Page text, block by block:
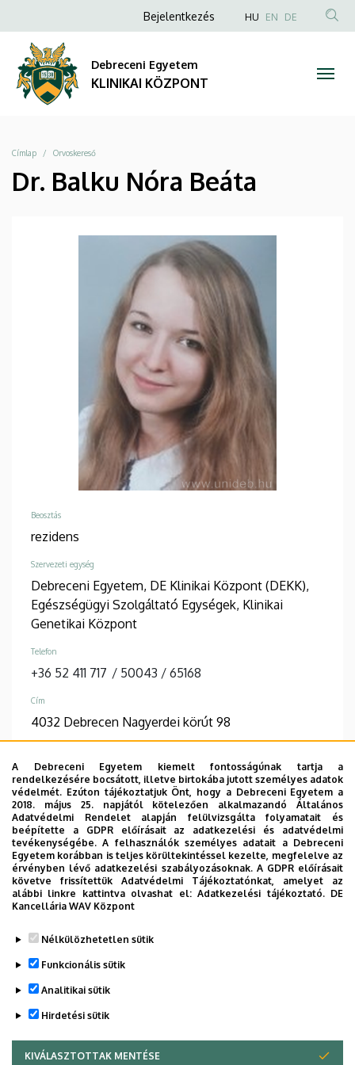
A Debreceni Egyetem kiemelt fontosságúnak tartja a
rendelkezésére bocsátott, illetve birtokába jutott személyes adatok
védelmét. Ezúton tájékoztatjuk Önt, hogy a Debreceni Egyetem a
2018. május 25. napjától kötelezően alkalmazandó Általános
Adatvédelmi Rendelet alapján felülvizsgálta folyamatait és
beépítette a GDPR előírásait az adatkezelési és adatvédelmi
tevékenységébe. A felhasználók személyes adatait a Debreceni
Egyetem korábban is teljes körültekintéssel kezelte, megfelelve az
érvényben lévő adatkezelési szabályozásoknak. A GDPR előírásait
követve frissítettük Adatvédelmi Tájékoztatónkat, amelyet az
alábbi linkre kattintva olvashat el:Adatkezelési tájékoztató. DE
Kancellária WAV Központ
Nélkülözhetetlen sütik
Funkcionális sütik
Analitikai sütik
Hirdetési sütik
KIVÁLASZTOTTAK MENTÉSE
WITHDRAW CONSENT
KLINIKAI
KÖZPONT
a
tartalomra
Anonim
fiók
menüje
Bejelentkezés HU EN DE
Debreceni Egyetem
KLINIKAI KÖZPONT
Morzsa
Címlap Orvoskereső
Dr. Balku Nóra Beáta
Beosztás
rezidens
Szervezeti egység
Debreceni Egyetem, DE Klinikai Központ (DEKK),
Egészségügyi Szolgáltató Egységek, Klinikai
Genetikai Központ
Telefon
+36 52 411 717 / 50043 / 65168
Cím
4032 Debrecen Nagyerdei körút 98
In Vitro Diagnosztikai Tömb, 3. emelet, 3.23.1
Információk
Végzettség
általános orvos
Beszélt nyelvek